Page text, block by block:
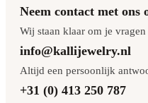
Neem contact met ons
Wij staan klaar om je
info@kallijewelry.nl
Altijd een persoonlijk
+31 (0) 413 250 787